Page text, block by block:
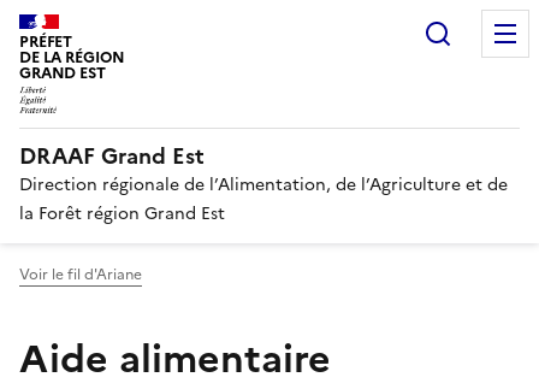
PRÉFET
DE LA RÉGION
GRAND EST
DRAAF Grand Est
Direction régionale de l’Alimentation, de l’Agriculture et de
la Forêt région Grand Est
Voir le fil d'Ariane
Aide alimentaire